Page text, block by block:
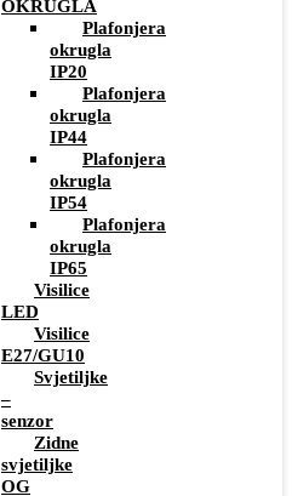
OKRUGLA
Plafonjera
okrugla
IP20
Plafonjera
okrugla
IP44
Plafonjera
okrugla
IP54
Plafonjera
okrugla
IP65
Visilice
LED
Visilice
E27/GU10
Svjetiljke
–
senzor
Zidne
svjetiljke
OG